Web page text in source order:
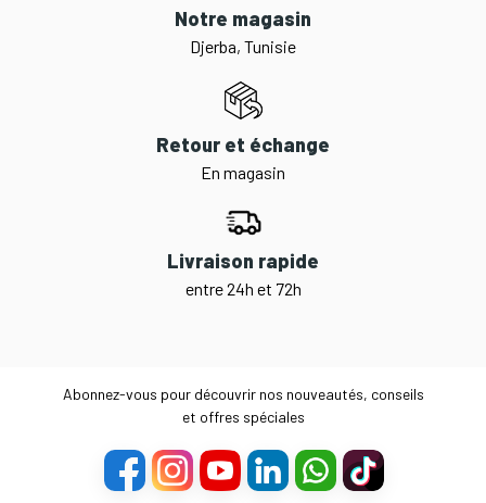
Notre magasin
Djerba, Tunisie
Retour et échange
En magasin
Livraison rapide
entre 24h et 72h
Abonnez-vous pour découvrir nos nouveautés, conseils
et offres spéciales